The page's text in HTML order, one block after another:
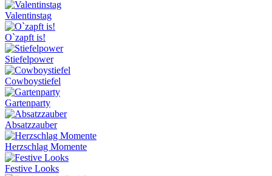
Valentinstag
O`zapft is!
Stiefelpower
Cowboystiefel
Gartenparty
Absatzzauber
Herzschlag Momente
Festive Looks